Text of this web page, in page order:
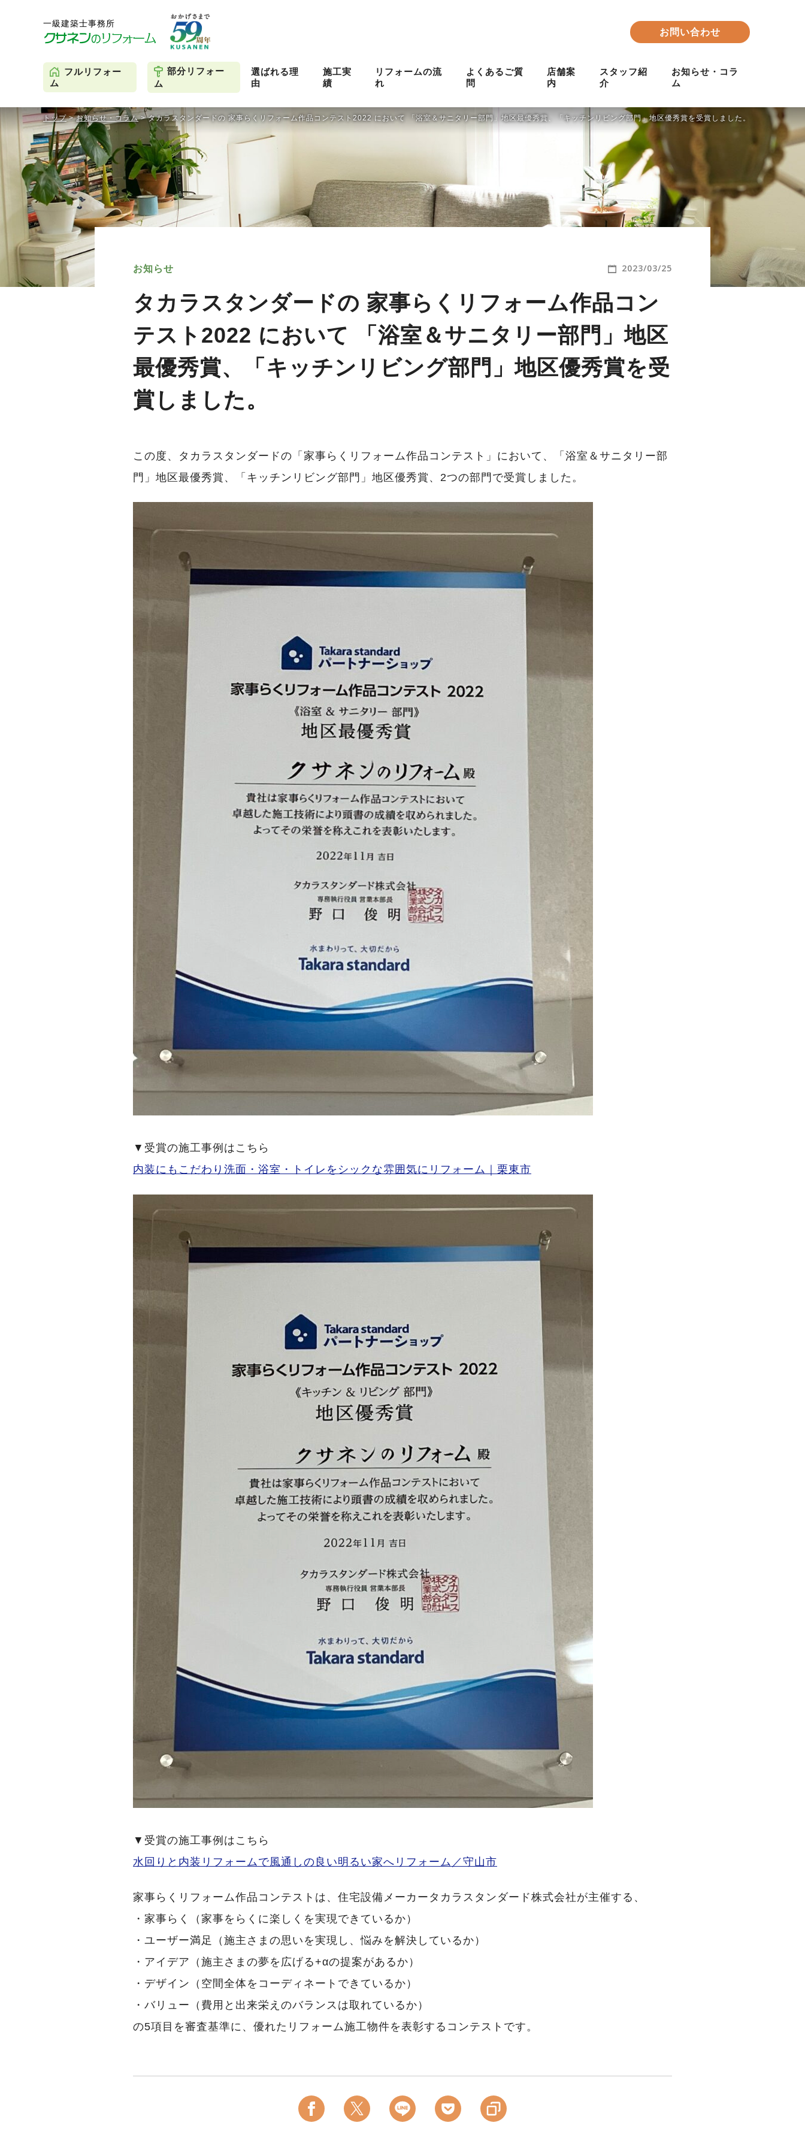
お問い合わせ
フルリフォー
ム
部分リフォー
ム
選ばれる理
由
施工実
績
リフォームの流
れ
よくあるご質
問
店舗案
内
スタッフ紹
介
お知らせ・コラ
ム
トップ>お知らせ・コラム>タカラスタンダードの 家事らくリフォーム作品コンテスト2022 において 「浴室＆サニタリー部門」地区最優秀賞、「キッチンリビング部門」地区優秀賞を受賞しました。
お知らせ 2023/03/25
タカラスタンダードの 家事らくリフォーム作品コン
テスト2022 において 「浴室＆サニタリー部門」地区
最優秀賞、「キッチンリビング部門」地区優秀賞を受
賞しました。
この度、タカラスタンダードの「家事らくリフォーム作品コンテスト」において、「浴室＆サニタリー部
門」地区最優秀賞、「キッチンリビング部門」地区優秀賞、2つの部門で受賞しました。
▼受賞の施工事例はこちら
内装にもこだわり洗面・浴室・トイレをシックな雰囲気にリフォーム｜栗東市
▼受賞の施工事例はこちら
水回りと内装リフォームで風通しの良い明るい家へリフォーム／守山市
家事らくリフォーム作品コンテストは、住宅設備メーカータカラスタンダード株式会社が主催する、
・家事らく（家事をらくに楽しくを実現できているか）
・ユーザー満足（施主さまの思いを実現し、悩みを解決しているか）
・アイデア（施主さまの夢を広げる+αの提案があるか）
・デザイン（空間全体をコーディネートできているか）
・バリュー（費用と出来栄えのバランスは取れているか）
の5項目を審査基準に、優れたリフォーム施工物件を表彰するコンテストです。